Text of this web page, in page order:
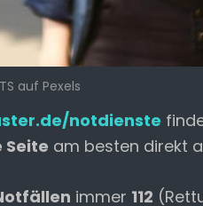
auf Pexels
notdienste
Seite am besten direkt
immer 112